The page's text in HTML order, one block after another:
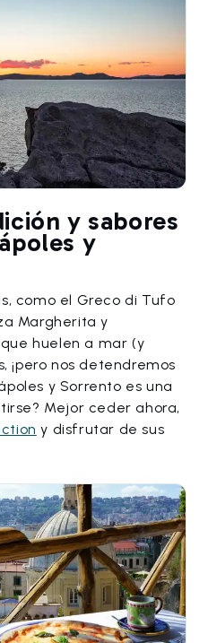
y sabores
y
como el Greco di Tufo
Margherita y
huelen a mar (y
¡pero nos detendremos
y Sorrento es una
Mejor ceder ahora,
y disfrutar de sus